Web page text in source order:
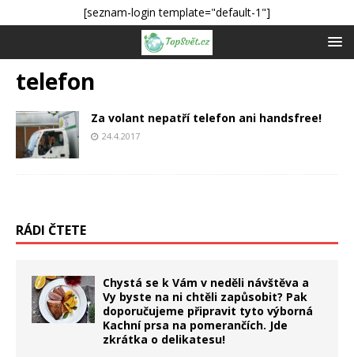
[seznam-login template="default-1"]
telefon
Za volant nepatří telefon ani handsfree!
24.4.2017
RÁDI ČTETE
Chystá se k Vám v neděli návštěva a
Vy byste na ni chtěli zapůsobit? Pak
doporučujeme připravit tyto výborná
Kachní prsa na pomerančích. Jde
zkrátka o delikatesu!